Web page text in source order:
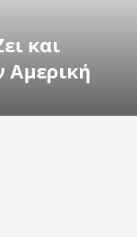
και
Αμερική